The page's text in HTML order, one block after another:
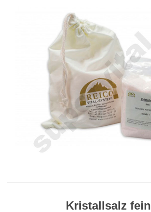
Kristallsalz fein